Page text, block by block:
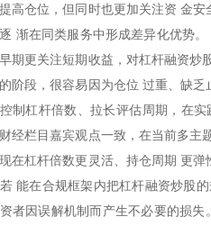
高仓位，但同时也更加关注资 金
渐在同类服务中形成差异化优势
期更关注短期收益，对杠杆融资炒
阶段，很容易因为仓位 过重、缺
制杠杆倍数、拉长评估周期，在
经栏目嘉宾观点一致，在当前多主
在杠杆倍数更灵活、持仓周期 更
能在合规框架内把杠杆融资炒股
者因误解机制而产生不必要的损